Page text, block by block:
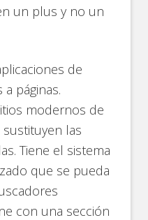
un plus y no un
de
páginas.
modernos de
las
Tiene el sistema
que se pueda
con una sección